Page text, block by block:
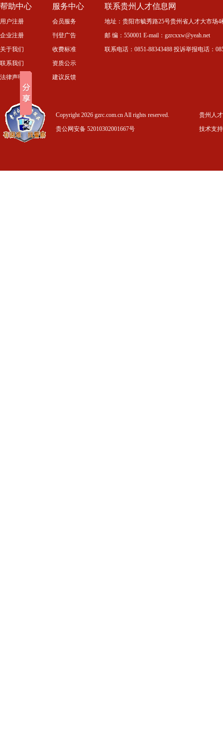
帮助中心
用户注册
企业注册
关于我们
联系我们
法律声明
服务中心
会员服务
刊登广告
收费标准
资质公示
建议反馈
联系贵州人才信息网
地址：贵阳市毓秀路25号贵州省人才大市场
邮 编：550001 E-mail：gzrcxxw@yeah.net
联系电话：0851-88343488 投诉举报电话：
Copyright 2026 gzrc.com.cn All rights reserved.
贵公网安备 52010302001667号
贵州人
技术支